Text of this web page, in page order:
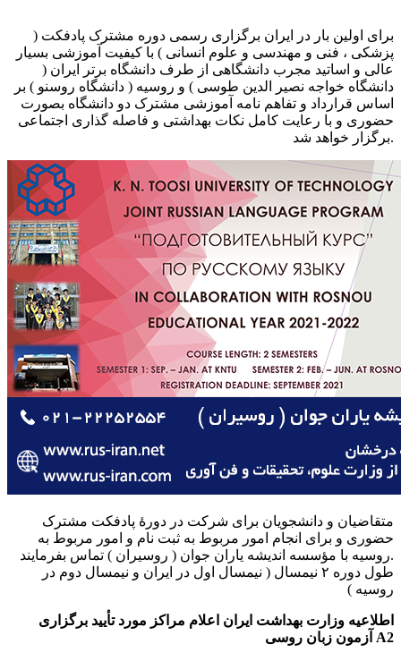
برای اولین بار در ایران برگزاری رسمی دوره مشترک پادفکت (
پزشکی ، فنی و مهندسی و علوم انسانی ) با کیفیت آموزشی بسیار
عالی و اساتید مجرب دانشگاهی از طرف دانشگاه برتر ایران (
دانشگاه خواجه نصیر الدین طوسی ) و روسیه ( دانشگاه روسنو ) بر
اساس قرارداد و تفاهم نامه آموزشی مشترک دو دانشگاه بصورت
حضوری و با رعایت کامل نکات بهداشتی و فاصله گذاری اجتماعی
برگزار خواهد شد.
متقاضیان و دانشجویان برای شرکت در دورهٔ پادفکت مشترک
حضوری و برای انجام امور مربوط به ثبت نام و امور مربوط به
روسیه با مؤسسه اندیشه یاران جوان ( روسیران ) تماس بفرمایند.
طول دوره ۲ نیمسال ( نیمسال اول در ایران و نیمسال دوم در
روسیه )
اطلاعیه وزارت بهداشت ایران اعلام مراکز مورد تأیید برگزاری
آزمون زبان روسی A2